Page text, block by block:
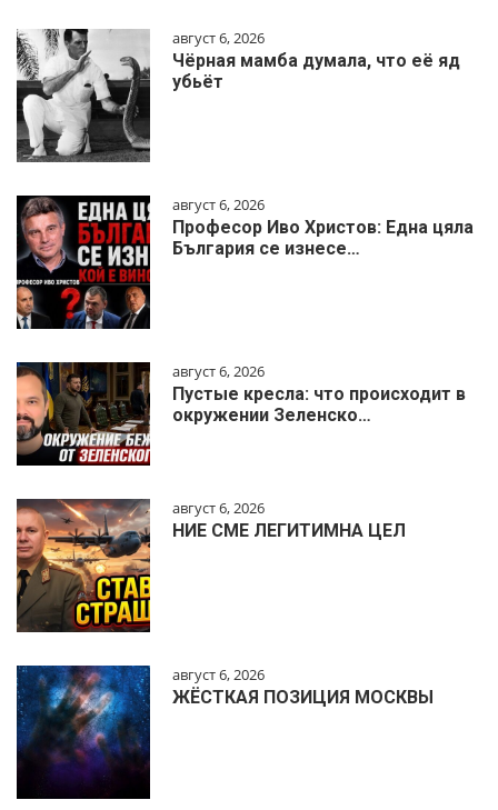
август 6, 2026
Чёрная мамба думала, что её яд
убьёт
август 6, 2026
Професор Иво Христов: Една цяла
България се изнесе…
август 6, 2026
Пустые кресла: что происходит в
окружении Зеленско…
август 6, 2026
НИЕ СМЕ ЛЕГИТИМНА ЦЕЛ
август 6, 2026
ЖЁСТКАЯ ПОЗИЦИЯ МОСКВЫ